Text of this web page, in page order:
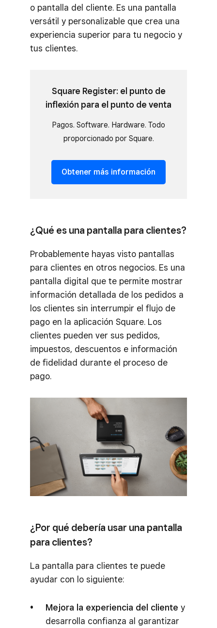
o pantalla del cliente. Es una pantalla
versátil y personalizable que crea una
experiencia superior para tu negocio y
tus clientes.
Square Register: el punto de
inflexión para el punto de venta
Pagos. Software. Hardware. Todo
proporcionado por Square.
Obtener más información
¿Qué es una pantalla para clientes?
Probablemente hayas visto pantallas
para clientes en otros negocios. Es una
pantalla digital que te permite mostrar
información detallada de los pedidos a
los clientes sin interrumpir el flujo de
pago en la aplicación Square. Los
clientes pueden ver sus pedidos,
impuestos, descuentos e información
de fidelidad durante el proceso de
pago.
¿Por qué debería usar una pantalla
para clientes?
La pantalla para clientes te puede
ayudar con lo siguiente:
Mejora la experiencia del cliente y
desarrolla confianza al garantizar